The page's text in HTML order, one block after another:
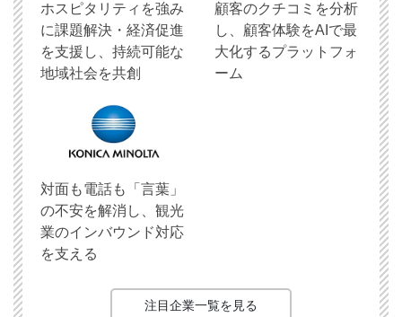
ホスピタリティを強み
に課題解決・経済促進
を支援し、持続可能な
地域社会を共創
顧客のクチコミを分析
し、顧客体験をAIで最
大化するプラットフォ
ーム
対面も電話も「言葉」
の不安を解消し、観光
業のインバウンド対応
を支える
注目企業一覧を見る